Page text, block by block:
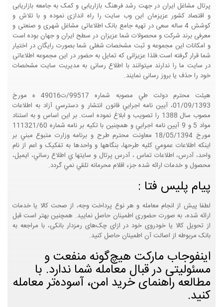
پرتال مشاغل ایران در جهت رشد فرهنگ بازاریابی و کمک به جامعه بازاریابی
و اقتصاد کشور عزیزمان این وب سایت را راه اندازی نموده و با تلاش و
کوشش 4 ساله سعی در تهیه جامع بانک اطلاعاتی مشاغل شهری و صنعتی و
معرفی برند شرکت و محصولات شما عزیزان در سطح ایران و جهان بوده است
و امکانات این مجموعه و ثبت مشخصات شغلی شما بصورت رایگان در اختیار
شما قرار گرفته است.فلذا عزیزانی که تمایل به حضور در این مجموعه اطلاعاتی
در سایت ما را ندارند میتوانند با اطلاع رسانی به مدیریت سایت مشخصات
خود را حذف یا بروز رسانی نمایند.
هيئت محترم دولت طي مصوبه شماره 99517/ت49016 ه مورخ
01/09/1393، آيين نامه اجرايي قانون انتشار و دسترسي آزاد به اطلاعات
مصوب سال 1388 را تصويب و ابلاغ نموده است. بر اين اساس و به استناد
مواد 5 و 9 آيين نامه اجرايي و همچنين با تکيه بر نامه شماره 111321/60
مورخ 18/05/1394 معاونت محترم طرح و برنامه وزارت متبوع مبني بر
اينکه اطلاعات عمومي کليه طرحها، بنگاهها و واحدها به تفکيک و اعم از نام
واحد، آدرس، اطلاعات تماس ، آدرس پرتال و سايتها ي اطلاع رساني، ايميل،
محصول و خدمات ارائه شده جزء اقلام محرمانه تلقي نمي گردد.
پیام پلیس فتا :
لطفا پیش از انجام معامله و هر نوع پرداخت وجه، از صحت کالا یا خدمات
ارائه شده، به صورت حضوری اطمینان حاصل نمایید. همچنین بهتر است قبل
از تحویل کالا یا خودروی خود در ازای چک‌های رمزدار بانکی، با مراجعه به
بانک مربوطه از اصالت آن اطمینان حاصل کنید.
اینفوجاب مارکت هیچ‌گونه منفعت و
مسئولیتی در قبال معامله شما ندارد. با
مطالعه راهنمای خرید امن، آسوده‌تر معامله
کنید.